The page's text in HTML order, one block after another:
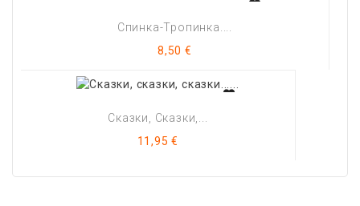
Спинка-Тропинка....
Цена
8,50 €
Сказки, Сказки,...
Цена
11,95 €